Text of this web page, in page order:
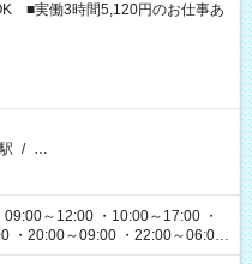
■実働3時間5,120円のお仕事あ
/ …
～12:00 ・10:00～17:00 ・
・20:00～09:00 ・22:00～06:00